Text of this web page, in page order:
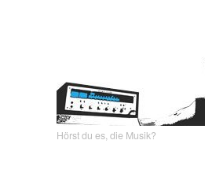
Hörst du es, die Musik?